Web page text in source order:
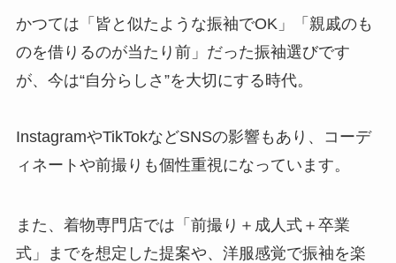
かつては「皆と似たような振袖でOK」「親戚のも
のを借りるのが当たり前」だった振袖選びです
が、今は“自分らしさ”を大切にする時代。
InstagramやTikTokなどSNSの影響もあり、コーデ
ィネートや前撮りも個性重視になっています。
また、着物専門店では「前撮り＋成人式＋卒業
式」までを想定した提案や、洋服感覚で振袖を楽